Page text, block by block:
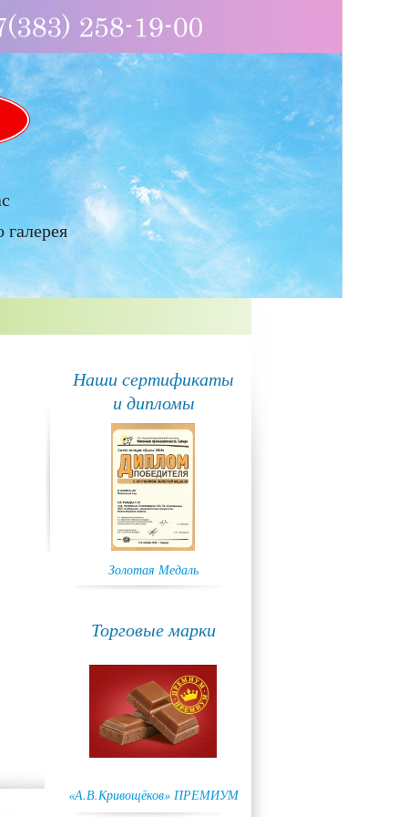
Наши сертификаты
и дипломы
Золотая Медаль
Торговые марки
«А.В.Кривощёков» ПРЕМИУМ